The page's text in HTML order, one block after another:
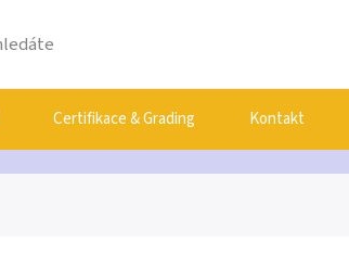
Certifikace & Grading Kontakt